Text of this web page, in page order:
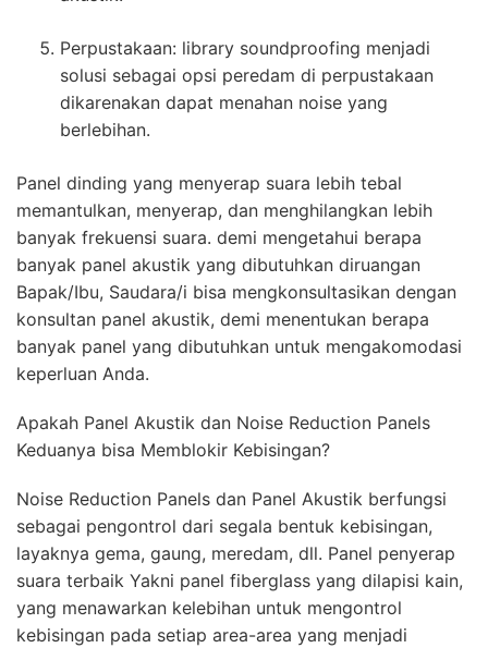
Perpustakaan: library soundproofing menjadi
solusi sebagai opsi peredam di perpustakaan
dikarenakan dapat menahan noise yang
berlebihan.
Panel dinding yang menyerap suara lebih tebal
memantulkan, menyerap, dan menghilangkan lebih
banyak frekuensi suara. demi mengetahui berapa
banyak panel akustik yang dibutuhkan diruangan
Bapak/Ibu, Saudara/i bisa mengkonsultasikan dengan
konsultan panel akustik, demi menentukan berapa
banyak panel yang dibutuhkan untuk mengakomodasi
keperluan Anda.
Apakah Panel Akustik dan Noise Reduction Panels
Keduanya bisa Memblokir Kebisingan?
Noise Reduction Panels dan Panel Akustik berfungsi
sebagai pengontrol dari segala bentuk kebisingan,
layaknya gema, gaung, meredam, dll. Panel penyerap
suara terbaik Yakni panel fiberglass yang dilapisi kain,
yang menawarkan kelebihan untuk mengontrol
kebisingan pada setiap area-area yang menjadi